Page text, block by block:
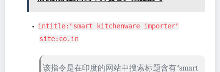
• intitle:"smart kitchenware importer"
site:co.in
该指令是在印度的网站中搜索标题含有“smart